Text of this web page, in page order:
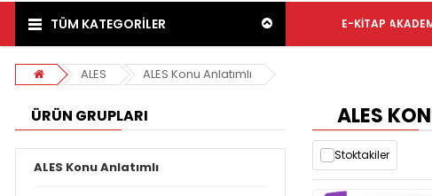
TÜM KATEGORİLER E-KITAP
ALES ALES Konu Anlatımlı
ÜRÜN GRUPLARI
ALES Konu Anlatımlı
ALES
Stoktakiler